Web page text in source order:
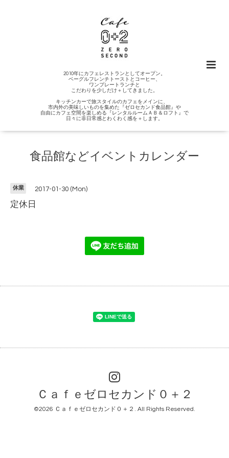
2010年にカフェレストランとしてオープン。
ベーグルフレンチトーストとコーヒー、
ワンプレートランチと
こだわりを少しだけ＋してきました。
キッチンカーで旅スタイルのカフェをメインに、
市内外の美味しいものを集めた『ゼロセカンド食品館』や
自由にカフェ空間を楽しめる『レンタルルームＡＢ＆ロフト』で
日々に非日常感とわくわく感を＋します。
食品館などイベントカレンダー
休業 2017-01-30 (Mon)
定休日
Ｃａｆｅゼロセカンド０＋２
©2026 Ｃａｆｅゼロセカンド０＋２ . All Rights Reserved.